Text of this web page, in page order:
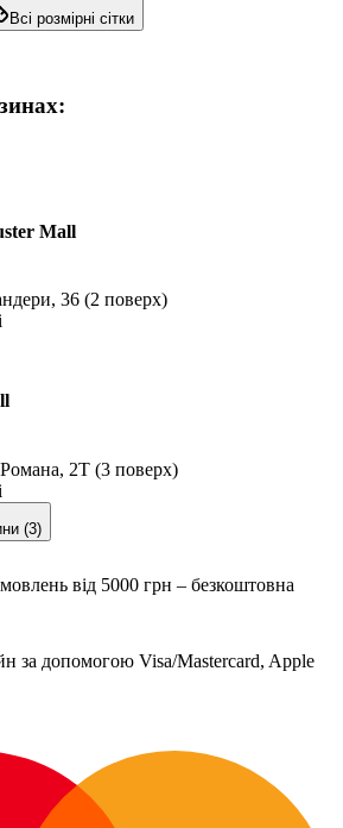
Всі розмірні сітки
Mall
36 (2 поверх)
2Т (3 поверх)
(3)
від 5000 грн – безкоштовна
за допомогою Visa/Mastercard, Apple